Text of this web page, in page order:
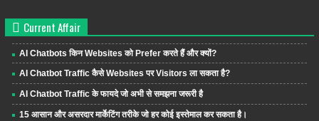
Current Affair
AI Chatbots किन Websites को Prefer करते हैं और क्यों?
AI Chatbot Traffic कैसे Websites पर Visitors ला सकता है?
AI Chatbot Traffic के फायदे जो अभी से समझना जरूरी है
15 आसान और असरदार मार्केटिंग तरीके जो हर कोई इस्तेमाल कर सकता है।